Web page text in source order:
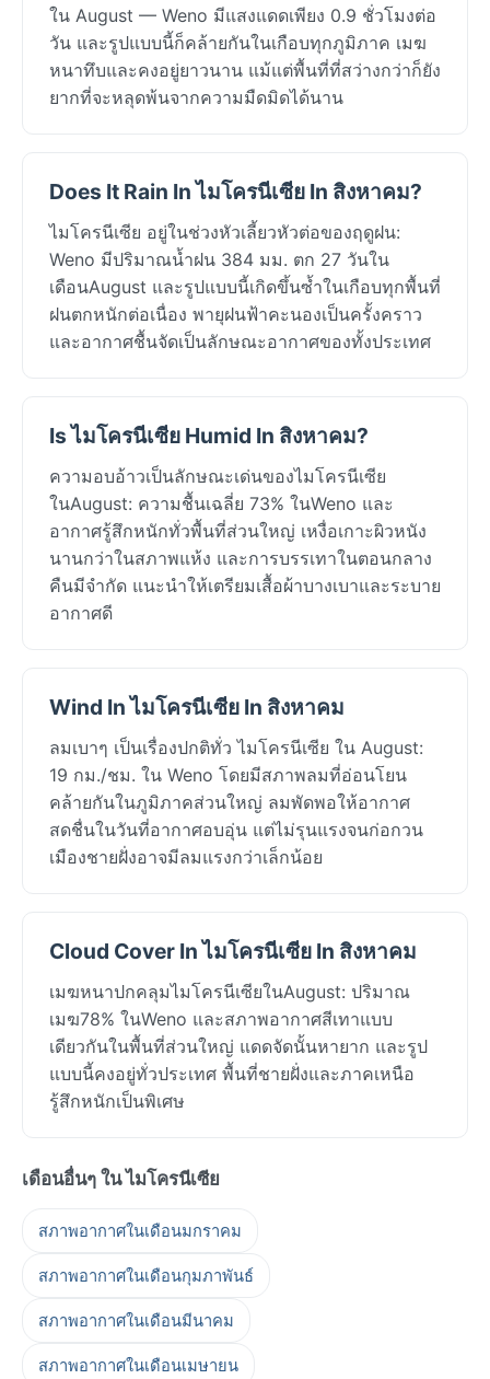
ใน August — Weno มีแสงแดดเพียง 0.9 ชั่วโมงต่อ
วัน และรูปแบบนี้ก็คล้ายกันในเกือบทุกภูมิภาค เมฆ
หนาทึบและคงอยู่ยาวนาน แม้แต่พื้นที่ที่สว่างกว่าก็ยัง
ยากที่จะหลุดพ้นจากความมืดมิดได้นาน
Does It Rain In ไมโครนีเซีย In สิงหาคม?
ไมโครนีเซีย อยู่ในช่วงหัวเลี้ยวหัวต่อของฤดูฝน:
Weno มีปริมาณน้ำฝน 384 มม. ตก 27 วันใน
เดือนAugust และรูปแบบนี้เกิดขึ้นซ้ำในเกือบทุกพื้นที่
ฝนตกหนักต่อเนื่อง พายุฝนฟ้าคะนองเป็นครั้งคราว
และอากาศชื้นจัดเป็นลักษณะอากาศของทั้งประเทศ
Is ไมโครนีเซีย Humid In สิงหาคม?
ความอบอ้าวเป็นลักษณะเด่นของไมโครนีเซีย
ในAugust: ความชื้นเฉลี่ย 73% ในWeno และ
อากาศรู้สึกหนักทั่วพื้นที่ส่วนใหญ่ เหงื่อเกาะผิวหนัง
นานกว่าในสภาพแห้ง และการบรรเทาในตอนกลาง
คืนมีจำกัด แนะนำให้เตรียมเสื้อผ้าบางเบาและระบาย
อากาศดี
Wind In ไมโครนีเซีย In สิงหาคม
ลมเบาๆ เป็นเรื่องปกติทั่ว ไมโครนีเซีย ใน August:
19 กม./ชม. ใน Weno โดยมีสภาพลมที่อ่อนโยน
คล้ายกันในภูมิภาคส่วนใหญ่ ลมพัดพอให้อากาศ
สดชื่นในวันที่อากาศอบอุ่น แต่ไม่รุนแรงจนก่อกวน
เมืองชายฝั่งอาจมีลมแรงกว่าเล็กน้อย
Cloud Cover In ไมโครนีเซีย In สิงหาคม
เมฆหนาปกคลุมไมโครนีเซียในAugust: ปริมาณ
เมฆ78% ในWeno และสภาพอากาศสีเทาแบบ
เดียวกันในพื้นที่ส่วนใหญ่ แดดจัดนั้นหายาก และรูป
แบบนี้คงอยู่ทั่วประเทศ พื้นที่ชายฝั่งและภาคเหนือ
รู้สึกหนักเป็นพิเศษ
เดือนอื่นๆ ใน ไมโครนีเซีย
สภาพอากาศในเดือนมกราคม
สภาพอากาศในเดือนกุมภาพันธ์
สภาพอากาศในเดือนมีนาคม
สภาพอากาศในเดือนเมษายน